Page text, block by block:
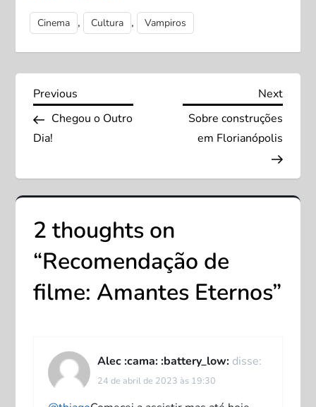
Cinema , Cultura , Vampiros
N
a
e
g
a
ç
Previous
Post
Previous
Chegou o Outro
Dia!
Next
Post
Next
Sobre construções
em Florianópolis
2 thoughts on
“Recomendação de
filme: Amantes Eternos”
Alec :cama: :battery_low: disse:
24 de abril de 2023 às 19:30